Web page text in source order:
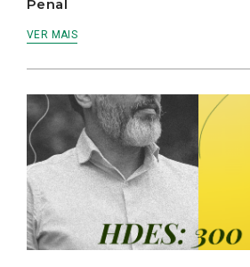
Penal
VER MAIS